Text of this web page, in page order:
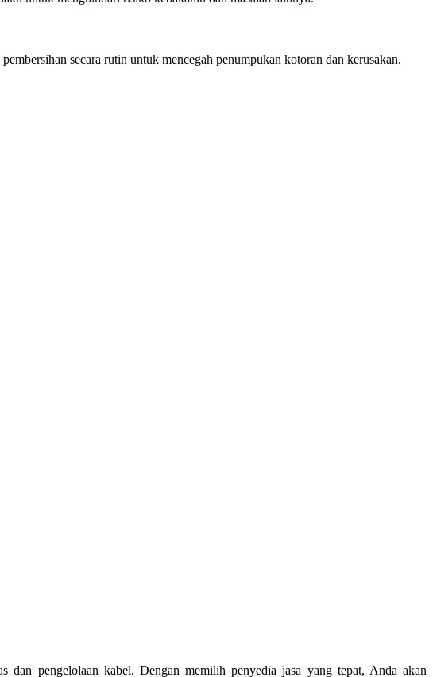
secara rutin untuk mencegah penumpukan kotoran dan kerusakan.
dan pengelolaan kabel. Dengan memilih penyedia jasa yang tepat, Anda akan